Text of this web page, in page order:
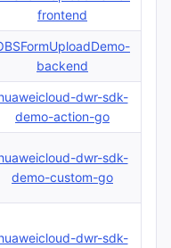
frontend
backend
dwr-sdk-
demo-action-go
dwr-sdk-
demo-custom-go
dwr-sdk-